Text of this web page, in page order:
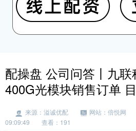
配操盘 公司问答丨九
400G光模块销售订单
来源：溢诚优配 网站：倍悦网
09:09:49
查看：191